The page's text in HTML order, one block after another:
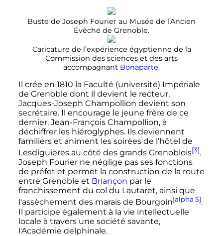
Buste de Joseph Fourier au Musée de l'Ancien
Évêché de Grenoble.
Caricature de l’expérience égyptienne de la
Commission des sciences et des arts
accompagnant Bonaparte.
Il crée en 1810 la Faculté (université) Impériale
de Grenoble dont il devient le recteur,
Jacques-Joseph Champollion devient son
secrétaire. Il encourage le jeune frère de ce
dernier, Jean-François Champollion, à
déchiffrer les hiéroglyphes. Ils deviennent
familiers et animent les soirées de l’hôtel de
Lesdiguières au côté des grands Grenoblois[3].
Joseph Fourier ne néglige pas ses fonctions
de préfet et permet la construction de la route
entre Grenoble et Briançon par le
franchissement du col du Lautaret, ainsi que
l'assèchement des marais de Bourgoin[alpha 5].
Il participe également à la vie intellectuelle
locale à travers une société savante,
l'Académie delphinale.